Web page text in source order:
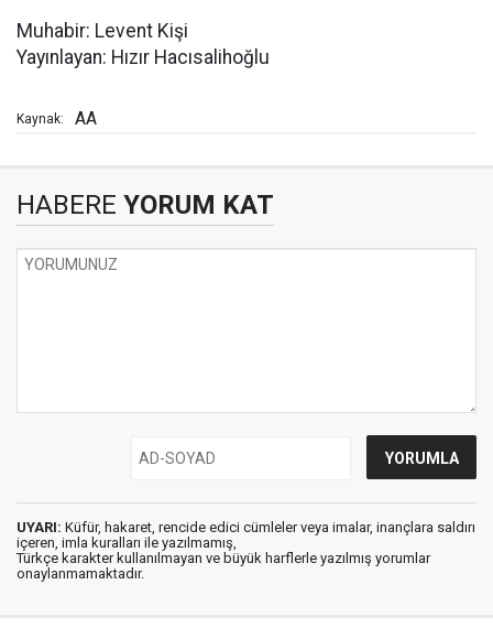
Muhabir: Levent Kişi
Yayınlayan: Hızır Hacısalihoğlu
Kaynak: AA
HABERE YORUM KAT
UYARI: Küfür, hakaret, rencide edici cümleler veya imalar, inançlara saldırı
içeren, imla kuralları ile yazılmamış,
Türkçe karakter kullanılmayan ve büyük harflerle yazılmış yorumlar
onaylanmamaktadır.